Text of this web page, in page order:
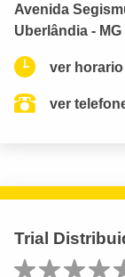
Avenida
Uberlândia - MG
ver
ver
Trial